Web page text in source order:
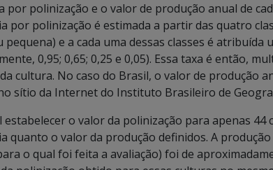
por polinização e o valor de produção anual de
por polinização é estimada a partir das quatro
pequena) e a cada uma dessas classes é atribuída
0,95; 0,65; 0,25 e 0,05). Essa taxa é então,
cultura. No caso do Brasil, o valor de produção
sítio da Internet do Instituto Brasileiro de
estabelecer o valor da polinização para apenas
quanto o valor da produção definidos. A
o qual foi feita a avaliação) foi de